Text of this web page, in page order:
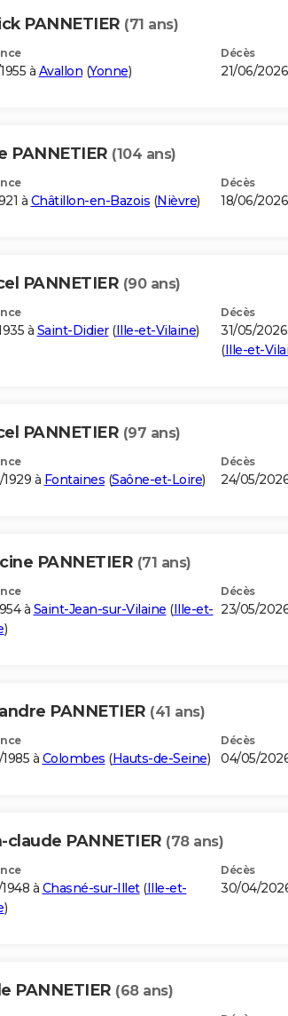
PANNETIER (71 ans)
à Avallon (Yonne)
Décès
21/06/
PANNETIER (104 ans)
à Châtillon-en-Bazois (Nièvre)
Décès
18/06/
PANNETIER (90 ans)
à Saint-Didier(Ille-et-Vilaine)
Décès
31/05/2026
(Ille-et-
PANNETIER (97 ans)
à Fontaines (Saône-et-Loire)
Décès
24/05/
PANNETIER (71 ans)
à Saint-Jean-sur-Vilaine (Ille-et-
)
Décès
23/05/
PANNETIER (41 ans)
à Colombes (Hauts-de-Seine)
Décès
04/05/
claude PANNETIER (78 ans)
à Chasné-sur-Illet(Ille-et-
)
Décès
30/04/
PANNETIER (68 ans)